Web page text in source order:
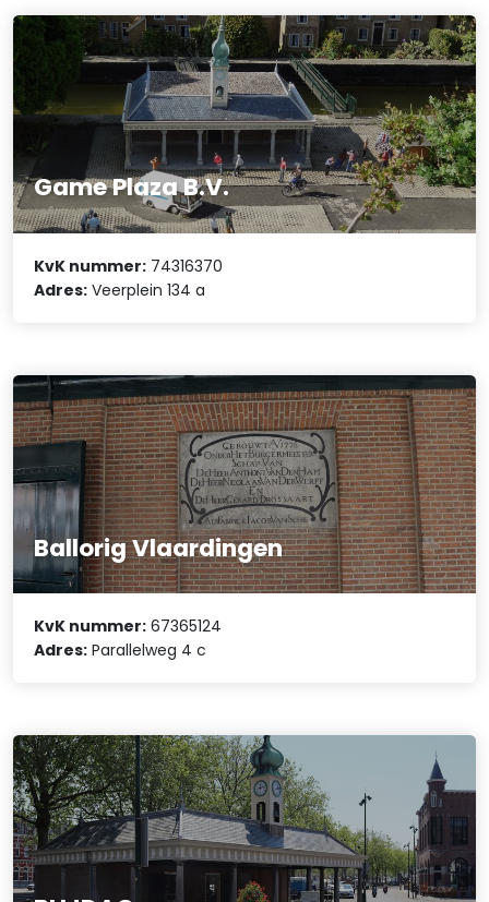
Game Plaza B.V.
KvK nummer: 74316370
Adres: Veerplein 134 a
Ballorig Vlaardingen
KvK nummer: 67365124
Adres: Parallelweg 4 c